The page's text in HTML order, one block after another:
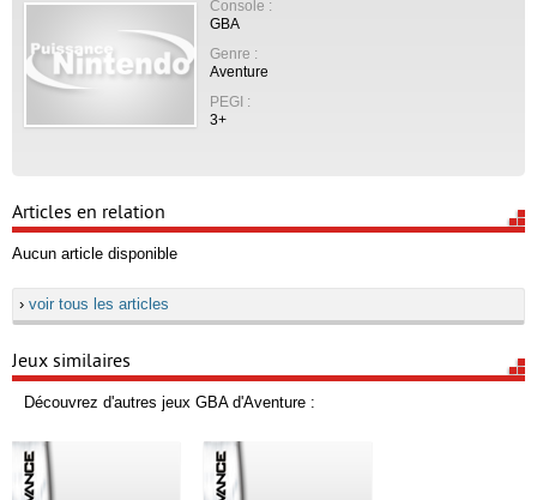
Console :
GBA
Genre :
Aventure
PEGI :
3+
Articles en relation
Aucun article disponible
› voir tous les articles
Jeux similaires
Découvrez d'autres jeux GBA d'Aventure :